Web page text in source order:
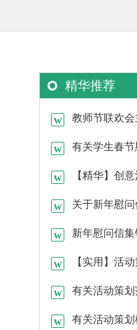
精华推荐
教师节联欢会
持稿开场白
有关学生春节
问信4篇【精华】创
动策划三篇
关于新年慰问
范文7篇新年慰问信集
5篇 【实用】活
划方案汇编7篇
有关活动策划
文合集九篇
有关活动策划